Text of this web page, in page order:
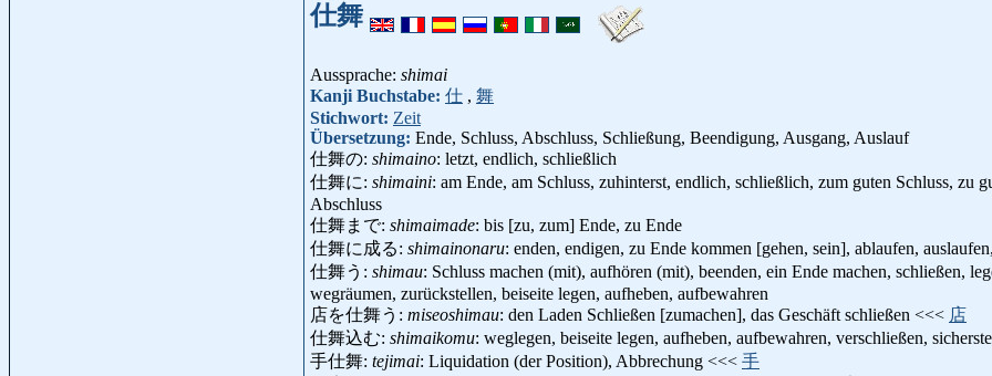
仕舞
Aussprache: shimai
Kanji Buchstabe: 仕 , 舞
Stichwort: Zeit
Übersetzung: Ende, Schluss, Abschluss, Schließung, Beendigung, Ausgang, Auslauf
仕舞の: shimaino: letzt, endlich, schließlich
仕舞に: shimaini: am Ende, am Schluss, zuhinterst, endlich, schließlich, zum guten Schluss, zu
Abschluss
仕舞まで: shimaimade: bis [zu, zum] Ende, zu Ende
仕舞に成る: shimainonaru: enden, endigen, zu Ende kommen [gehen, sein], ablaufen,
仕舞う: shimau: Schluss machen (mit), aufhören (mit), beenden, ein Ende machen, schließen,
wegräumen, zurückstellen, beiseite legen, aufheben, aufbewahren
店を仕舞う: miseoshimau: den Laden Schließen [zumachen], das Geschäft schließen <<< 店
仕舞込む: shimaikomu: weglegen, beiseite legen, aufheben, aufbewahren, verschließen,
手仕舞: tejimai: Liquidation (der Position), Abbrechung <<< 手